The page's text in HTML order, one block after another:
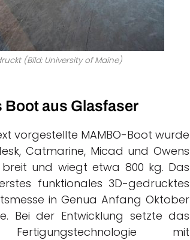
(Bild: University of Maine)
Boot aus Glasfaser
vorgestellte MAMBO-Boot wurde
Catmarine, Micad und Owens
und wiegt etwa 800 kg. Das
funktionales 3D-gedrucktes
in Genua Anfang Oktober
Bei der Entwicklung setzte das
mit